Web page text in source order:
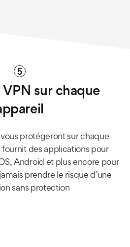
5
sur chaque
protégeront sur chaque
des applications pour
Android et plus encore pour
prendre le risque d’une
sans protection.